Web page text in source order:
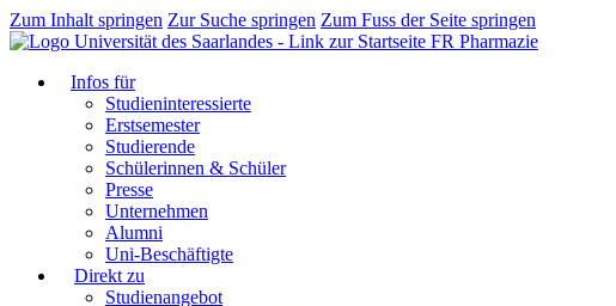
Zum Inhalt springen Zur Suche springen Zum Fuss der Seite springen
FR Pharmazie
Infos für
Studieninteressierte
Erstsemester
Studierende
Schülerinnen & Schüler
Presse
Unternehmen
Alumni
Uni-Beschäftigte
Direkt zu
Studienangebot